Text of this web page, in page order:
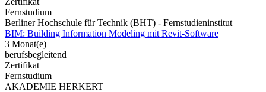
Fernstudium
Berliner Hochschule für Technik (BHT) - Fernstudieninstitut
BIM: Building Information Modeling mit Revit-Software
3 Monat(e)
berufsbegleitend
Zertifikat
Fernstudium
AKADEMIE HERKERT